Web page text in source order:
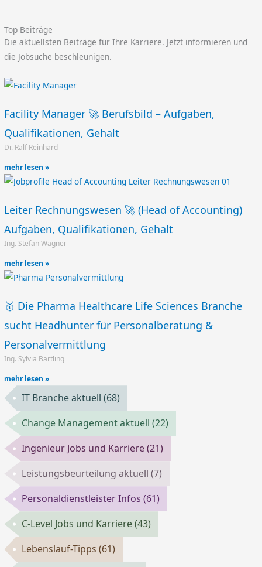
Top Beiträge
Die aktuellsten Beiträge für Ihre Karriere. Jetzt informieren und
die Jobsuche beschleunigen.
Facility Manager 🚀 Berufsbild – Aufgaben,
Qualifikationen, Gehalt
Dr. Ralf Reinhard
mehr lesen »
Leiter Rechnungswesen 🚀 (Head of Accounting)
Aufgaben, Qualifikationen, Gehalt
Ing. Stefan Wagner
mehr lesen »
🥇 Die Pharma Healthcare Life Sciences Branche
sucht Headhunter für Personalberatung &
Personalvermittlung
Ing. Sylvia Bartling
mehr lesen »
IT Branche aktuell(68)
Change Management aktuell(22)
Ingenieur Jobs und Karriere(21)
Leistungsbeurteilung aktuell(7)
Personaldienstleister Infos(61)
C-Level Jobs und Karriere(43)
Lebenslauf-Tipps(61)